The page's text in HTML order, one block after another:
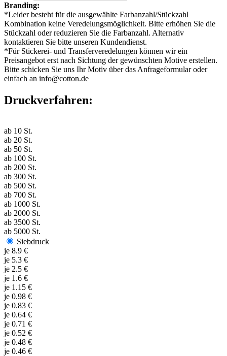
Branding:
*Leider besteht für die ausgewählte Farbanzahl/Stückzahl
Kombination keine Veredelungsmöglichkeit. Bitte erhöhen Sie die
Stückzahl oder reduzieren Sie die Farbanzahl. Alternativ
kontaktieren Sie bitte unseren Kundendienst.
*Für Stickerei- und Transferveredelungen können wir ein
Preisangebot erst nach Sichtung der gewünschten Motive erstellen.
Bitte schicken Sie uns Ihr Motiv über das Anfrageformular oder
einfach an info@cotton.de
Druckverfahren:
ab 10 St.
ab 20 St.
ab 50 St.
ab 100 St.
ab 200 St.
ab 300 St.
ab 500 St.
ab 700 St.
ab 1000 St.
ab 2000 St.
ab 3500 St.
ab 5000 St.
Siebdruck
je 8.9 €
je 5.3 €
je 2.5 €
je 1.6 €
je 1.15 €
je 0.98 €
je 0.83 €
je 0.64 €
je 0.71 €
je 0.52 €
je 0.48 €
je 0.46 €